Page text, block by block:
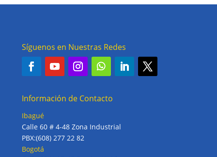
Síguenos en Nuestras Redes
Información de Contacto
Ibagué
Calle 60 # 4-48 Zona Industrial
PBX:(608) 277 22 82
Bogotá